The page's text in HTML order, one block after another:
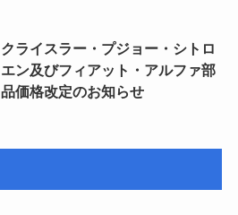
クライスラー・プジョー・シトロ
エン及びフィアット・アルファ部
品価格改定のお知らせ